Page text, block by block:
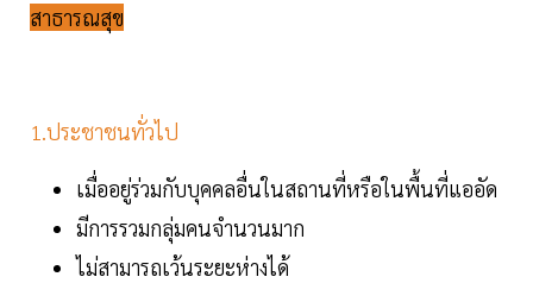
สาธารณสุข
1.ประชาชนทั่วไป
เมื่ออยู่ร่วมกับบุคคลอื่นในสถานที่หรือในพื้นที่แออัด
มีการรวมกลุ่มคนจำนวนมาก
ไม่สามารถเว้นระยะห่างได้